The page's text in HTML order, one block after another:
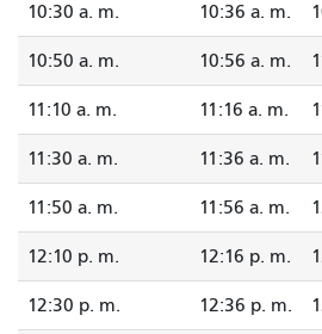
10:30 a. m. 10:36 a. m.
10:50 a. m. 10:56 a. m.
11:10 a. m. 11:16 a. m.
11:30 a. m. 11:36 a. m.
11:50 a. m. 11:56 a. m.
12:10 p. m. 12:16 p. m.
12:30 p. m. 12:36 p. m.